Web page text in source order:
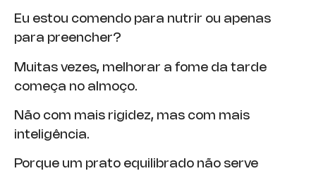
Eu estou comendo para nutrir ou apenas
para preencher?
Muitas vezes, melhorar a fome da tarde
começa no almoço.
Não com mais rigidez, mas com mais
inteligência.
Porque um prato equilibrado não serve